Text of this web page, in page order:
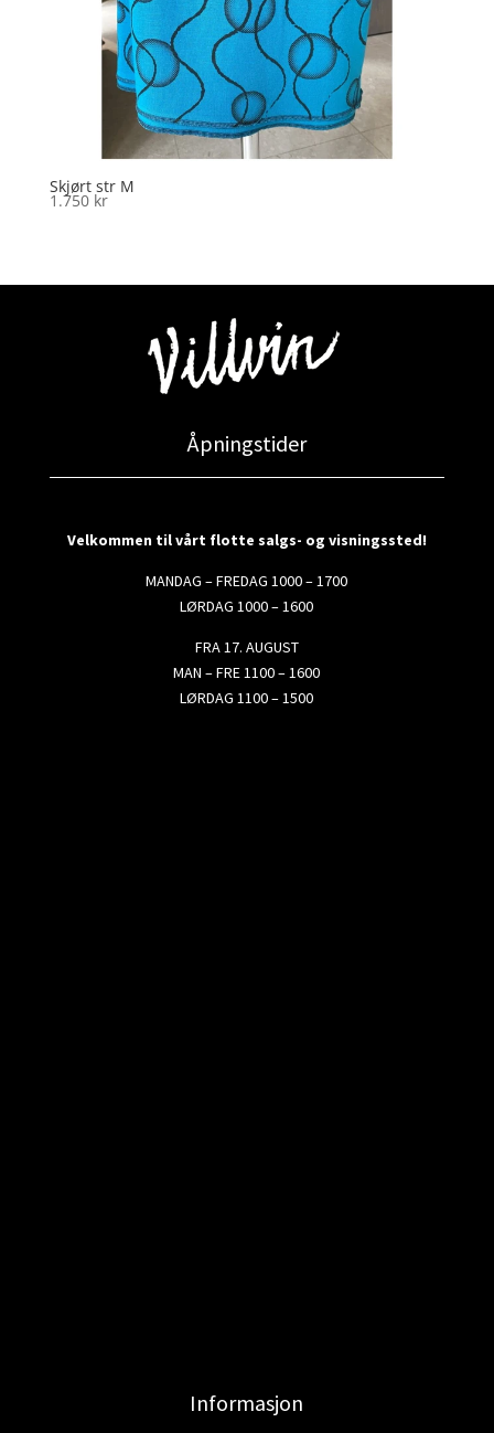
Skjørt str M
1.750 kr
Åpningstider
Velkommen til vårt flotte salgs- og visningssted!
MANDAG – FREDAG 1000 – 1700
LØRDAG 1000 – 1600
FRA 17. AUGUST
MAN – FRE 1100 – 1600
LØRDAG 1100 – 1500
Informasjon